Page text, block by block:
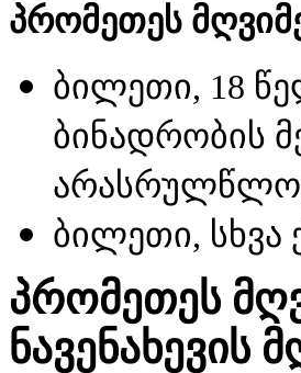
პრომეთეს
ბილეთი, 18
ბინადრობის
ბილეთი, სხვა
პრომეთეს
ნავენახევის